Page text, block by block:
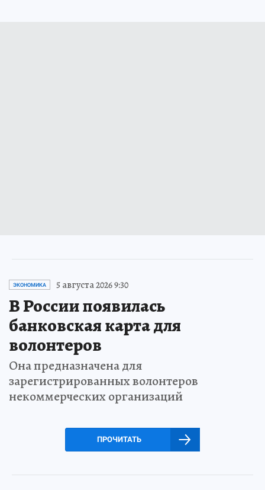
ЭКОНОМИКА 5 августа 2026 9:30
В России появилась
банковская карта для
волонтеров
Она предназначена для
зарегистрированных волонтеров
некоммерческих организаций
ПРОЧИТАТЬ